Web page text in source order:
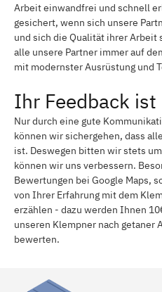
Arbeit einwandfrei und schnell
gesichert, wenn sich unsere
und sich die Qualität ihrer Arbeit
alle unsere Partner immer auf
mit modernster Ausrüstung und
Ihr Feedback
Nur durch eine gute
können wir sichergehen, dass
ist. Deswegen bitten wir stets
können wir uns verbessern.
Bewertungen bei Google Maps,
von Ihrer Erfahrung mit dem
erzählen - dazu werden Ihnen
unseren Klempner nach getaner
bewerten.